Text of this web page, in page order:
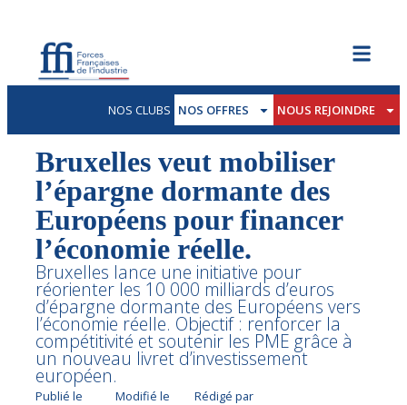
NOS CLUBS NOS OFFRES NOUS REJOINDRE
Bruxelles veut mobiliser
l’épargne dormante des
Européens pour financer
l’économie réelle.
Bruxelles lance une initiative pour
réorienter les 10 000 milliards d’euros
d’épargne dormante des Européens vers
l’économie réelle. Objectif : renforcer la
compétitivité et soutenir les PME grâce à
un nouveau livret d’investissement
européen.
Publié le Modifié le Rédigé par